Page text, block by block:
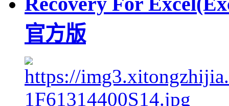
官方版